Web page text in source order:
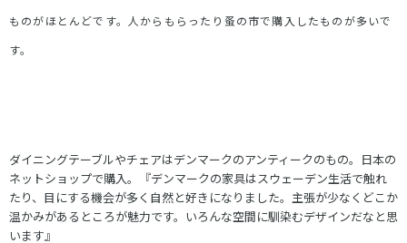
ものがほとんどです。人からもらったり蚤の市で購入したものが多いで
す。
ダイニングテーブルやチェアはデンマークのアンティークのもの。日本の
ネットショップで購入。『デンマークの家具はスウェーデン生活で触れ
たり、目にする機会が多く自然と好きになりました。主張が少なくどこか
温かみがあるところが魅力です。いろんな空間に馴染むデザインだなと思
います』